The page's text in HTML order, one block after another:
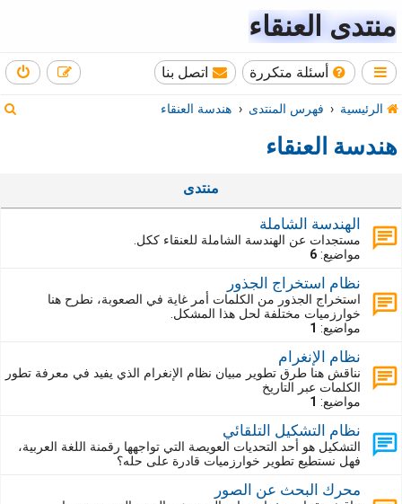
منتدى العنقاء
أسئلة متكررة اتصل بنا
الرئيسية فهرس المنتدى هندسة العنقاء
هندسة العنقاء
منتدى
الهندسة الشاملة
مستجدات عن الهندسة الشاملة للعنقاء ككل.
مواضيع: 6
نظام استخراج الجذور
استخراج الجذور من الكلمات أمر غاية في الصعوبة، نطرح هنا
خوارزميات مختلفة لحل هذا المشكل.
مواضيع: 1
نظام الإنغرام
نناقش هنا طرق تطوير مبيان نظام الإنغرام الذي يفيد في معرفة تطور
الكلمات عبر التاريخ
مواضيع: 1
نظام التشكيل التلقائي
التشكيل هو أحد التحديات العويصة التي تواجهها رقمنة اللغة العربية،
فهل نستطيع تطوير خوارزميات قادرة على حله؟
محرك البحث عن الصور